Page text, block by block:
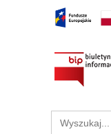
Search
for: